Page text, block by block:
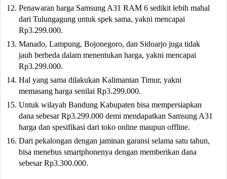
Penawaran harga Samsung A31 RAM 6 sedikit lebih mahal
dari Tulungagung untuk spek sama, yakni mencapai
Rp3.299.000.
Manado, Lampung, Bojonegoro, dan Sidoarjo juga tidak
jauh berbeda dalam menentukan harga, yakni mencapai
Rp3.299.000.
Hal yang sama dilakukan Kalimantan Timur, yakni
memasang harga senilai Rp3.299.000.
Untuk wilayah Bandung Kabupaten bisa mempersiapkan
dana sebesar Rp3.299.000 demi mendapatkan Samsung A31
harga dan spesifikasi dari toko online maupun offline.
Dari pekalongan dengan jaminan garansi selama satu tahun,
bisa menebus smartphonenya dengan memberikan dana
sebesar Rp3.300.000.